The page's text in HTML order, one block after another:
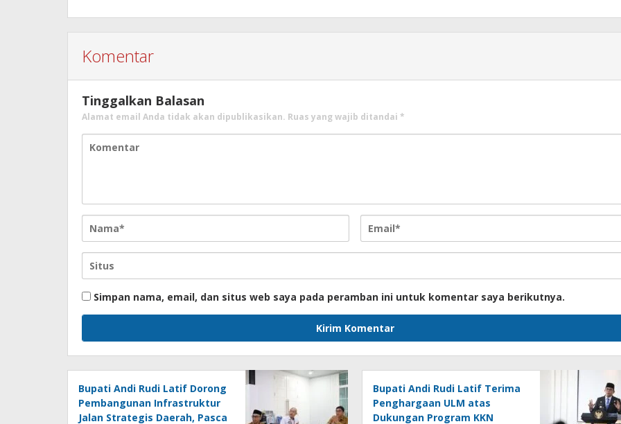
Komentar
Tinggalkan Balasan
Alamat email Anda tidak akan dipublikasikan. Ruas yang wajib ditandai *
Simpan nama, email, dan situs web saya pada peramban ini untuk komentar saya berikutnya.
Bupati Andi Rudi Latif Dorong
Pembangunan Infrastruktur
Jalan Strategis Daerah, Pasca
Bupati Andi Rudi Latif Terima
Penghargaan ULM atas
Dukungan Program KKN